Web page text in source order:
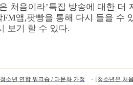
처음이라’특집 방송에 대한 더
FM앱 ,팟빵을 통해 다시 들을 수
보기 할 수 있다.
소년 연합 워크숍 / 다문화 가정
[청소년은 처